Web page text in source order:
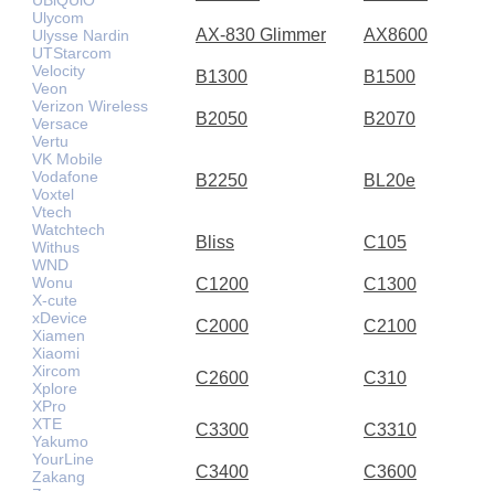
Ulycom
Ulysse Nardin
UTStarcom
Velocity
Veon
Verizon Wireless
Versace
Vertu
VK Mobile
Vodafone
Voxtel
Vtech
Watchtech
Withus
WND
Wonu
X-cute
xDevice
Xiamen
Xiaomi
Xircom
Xplore
XPro
XTE
Yakumo
YourLine
Zakang
AX-830 Glimmer AX8600
B1300 B1500
B2050 B2070
B2250 BL20e
Bliss C105
C1200 C1300
C2000 C2100
C2600 C310
C3300 C3310
C3400 C3600